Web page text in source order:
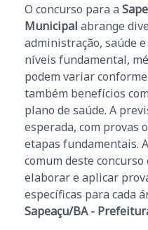
O concurso para a
Municipal abrange
administração, saúde
níveis fundamental,
podem variar
também benefícios
plano de saúde. A
esperada, com provas
etapas fundamentais.
comum deste concurso
elaborar e aplicar
específicas para cada
Sapeaçu/BA -